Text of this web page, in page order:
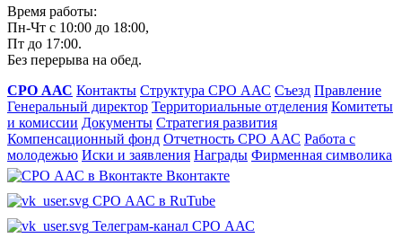
Время работы:
Пн-Чт с 10:00 до 18:00,
Пт до 17:00.
Без перерыва на обед.
СРО ААС Контакты Структура СРО ААС Съезд Правление
Генеральный директор Территориальные отделения Комитеты
и комиссии Документы Стратегия развития
Компенсационный фонд Отчетность СРО ААС Работа с
молодежью Иски и заявления Награды Фирменная символика
Вконтакте
СРО ААС в RuTube
Телеграм-канал СРО ААС